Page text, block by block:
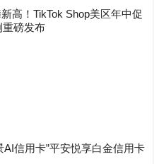
高！TikTok Shop美区年中促
重磅发布
AI信用卡”平安悦享白金信用卡